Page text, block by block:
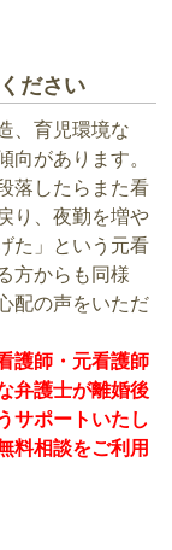
ださい
、育児環境な
向があります。
落したらまた看
り、夜勤を増や
た」という元看
方からも同様
配の声をいただ
護師・元看護師
弁護士が離婚後
サポートいたし
料相談をご利用